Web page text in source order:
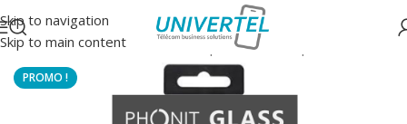
Skip to navigation
Skip to main content
Accueil/Protections Verre trempé 2.5D classique